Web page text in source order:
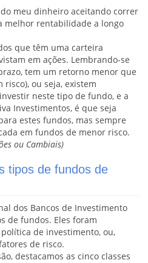
meu dinheiro aceitando correr
melhor rentabilidade a longo
que têm uma carteira
em ações. Lembrando-se
tem um retorno menor que
ou seja, existem
neste tipo de fundo, e a
Investimentos, é que seja
estes fundos, mas sempre
em fundos de menor risco.
ou Cambiais)
tipos de fundos de
dos Bancos de Investimento
de fundos. Eles foram
de investimento, ou,
de risco.
destacamos as cinco classes